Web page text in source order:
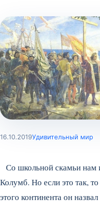
16.10.2019Удивительный мир
Со школьной скамьи нам
Колумб. Но если это так,
этого континента он